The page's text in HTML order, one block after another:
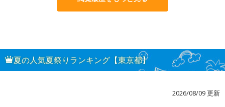
夏の人気夏祭りランキング【東京都】
2026/08/09 更新